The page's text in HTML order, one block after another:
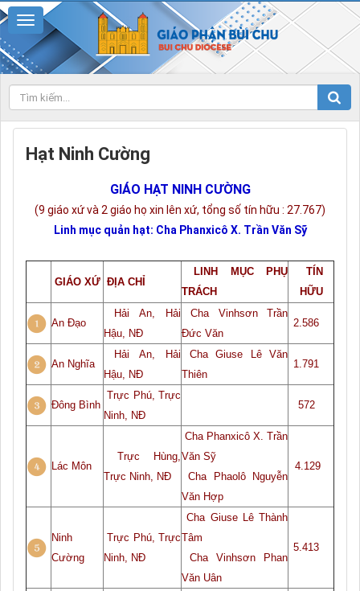
Hạt Ninh Cường
GIÁO HẠT NINH CƯỜNG
(9 giáo xứ và 2 giáo họ xin lên xứ, tổng số tín hữu : 27.767)
Linh mục quản hạt: Cha Phanxicô X. Trần Văn Sỹ
GIÁO XỨ ĐỊA CHỈ
LINH MỤC PHỤ
TRÁCH
TÍN
HỮU
An Đạo
Hải An, Hải
Hậu, NĐ
Cha Vinhsơn Trần
Đức Văn
2.586
An Nghĩa
Hải An, Hải
Hậu, NĐ
Cha Giuse Lê Văn
Thiên
1.791
Đông Bình
Trực Phú, Trực
Ninh, NĐ
572
Lác Môn
Trực Hùng,
Trực Ninh, NĐ
Cha Phanxicô X. Trần
Văn Sỹ
Cha Phaolô Nguyễn
Văn Hợp
4.129
Ninh
Cường
Trực Phú, Trực
Ninh, NĐ
Cha Giuse Lê Thành
Tâm
Cha Vinhsơn Phan
Văn Uân
5.413